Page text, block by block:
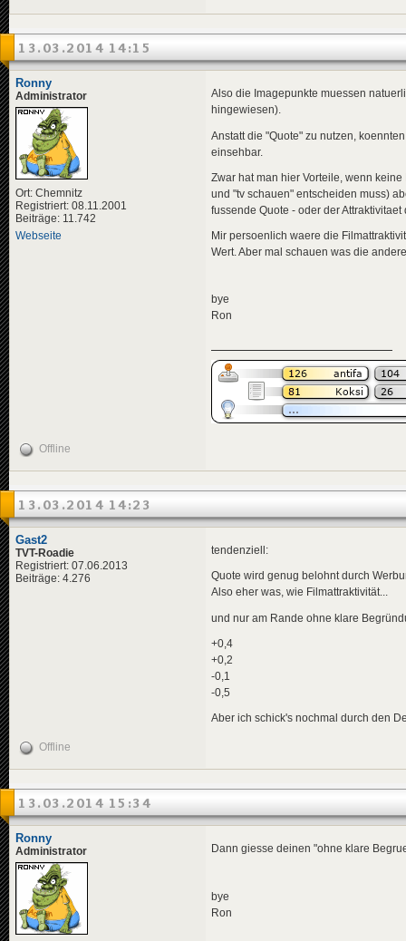
13.03.2014 14:15
Ronny
Administrator
Ort: Chemnitz
Registriert: 08.11.2001
Beiträge: 11.742
Webseite
Also die Imagepunkte muessen
hingewiesen).
Anstatt die "Quote" zu nutzen,
einsehbar.
Zwar hat man hier Vorteile, wenn
und "tv schauen" entscheiden muss)
fussende Quote - oder der
Mir persoenlich waere die
Wert. Aber mal schauen was die
bye
Ron
Offline
13.03.2014 14:23
Gast2
TVT-Roadie
Registriert: 07.06.2013
Beiträge: 4.276
tendenziell:
Quote wird genug belohnt durch
Also eher was, wie Filmattraktivität...
und nur am Rande ohne klare
+0,4
+0,2
-0,1
-0,5
Aber ich schick's nochmal durch den
Offline
13.03.2014 15:34
Ronny
Administrator Dann giesse deinen "ohne klare
bye
Ron